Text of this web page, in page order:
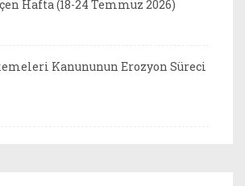
Hafta (18-24 Temmuz 2026)
Kanununun Erozyon Süreci